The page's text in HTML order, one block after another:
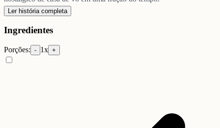
Ler história completa
Ingredientes
Porções: - 1x +